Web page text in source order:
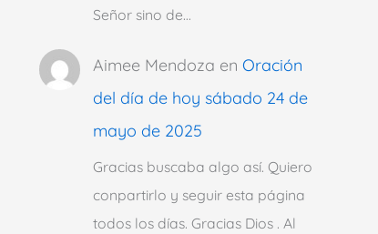
Señor sino de…
Aimee Mendoza en Oración
del día de hoy sábado 24 de
mayo de 2025
Gracias buscaba algo así. Quiero
conpartirlo y seguir esta página
todos los días. Gracias Dios . Al